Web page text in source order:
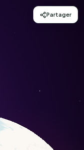
pêcher (Salix
Partager